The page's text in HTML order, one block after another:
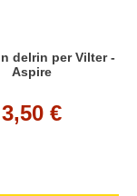
delrin per Vilter -
Aspire
3,50 €